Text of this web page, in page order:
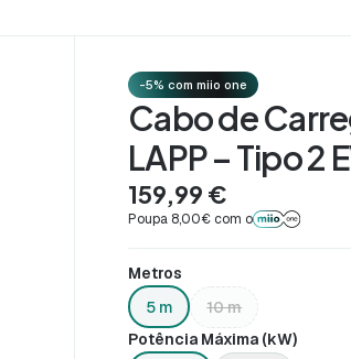
-5% com miio one
Cabo de
LAPP – Tipo 2
159,99 €
Poupa 8,00€ com o
Metros
5 m
10 m
Potência Máxima (kW)